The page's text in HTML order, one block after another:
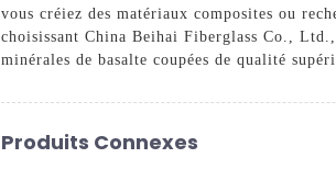
vous créiez des matériaux composites ou
choisissant China Beihai Fiberglass Co.,
minérales de basalte coupées de qualité
Produits Connexes